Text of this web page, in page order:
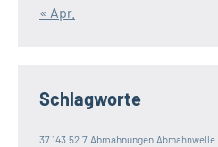
« Apr.
Schlagworte
37.143.52.7 Abmahnungen Abmahnwelle